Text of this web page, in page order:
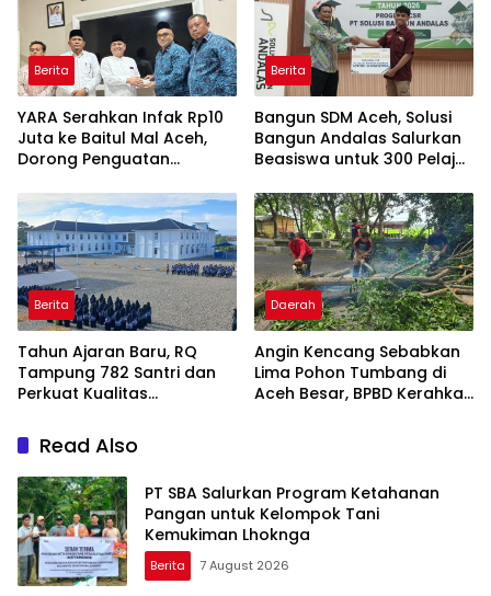
Berita
YARA Serahkan Infak Rp10
Juta ke Baitul Mal Aceh,
Dorong Penguatan
Amanah
Berita
Bangun SDM Aceh, Solusi
Bangun Andalas Salurkan
Beasiswa untuk 300 Pelajar
Berita
Tahun Ajaran Baru, RQ
Tampung 782 Santri dan
Perkuat Kualitas
Daerah
Angin Kencang Sebabkan
Lima Pohon Tumbang di
Aceh Besar, BPBD Kerahkan
Read Also
PT SBA Salurkan Program Ketahanan
Pangan untuk Kelompok Tani
Kemukiman Lhoknga
Berita 7 August 2026